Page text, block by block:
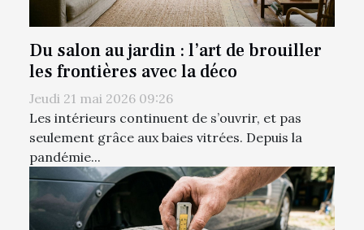
Du salon au jardin : l’art de brouiller
les frontières avec la déco
Jeudi 21 mai 2026 09:26
Les intérieurs continuent de s’ouvrir, et pas
seulement grâce aux baies vitrées. Depuis la
pandémie...